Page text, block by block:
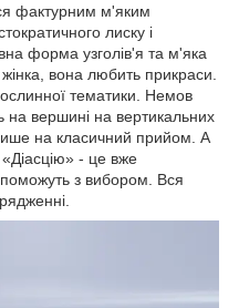
фактурним м'яким
лиску і
форма узголів'я та м'яка
вона любить прикраси.
тематики. Немов
на вершині на вертикальних
на класичний прийом. А
- це вже
з вибором. Вся